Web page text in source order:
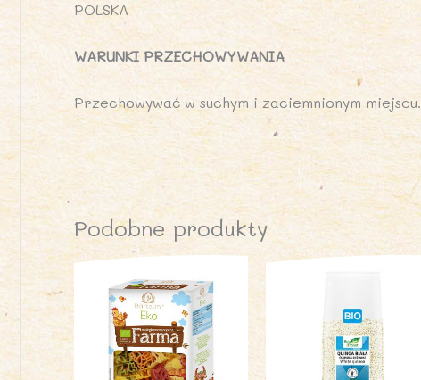
POLSKA
WARUNKI PRZECHOWYWANIA
Przechowywać w suchym i zaciemnionym miejscu.
Podobne produkty